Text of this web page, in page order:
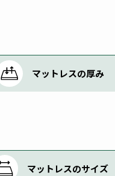
マットレスの厚み
マットレスのサイズ